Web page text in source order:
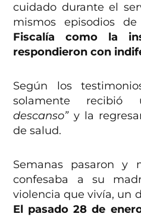
cuidado durante el
mismos episodios
Fiscalía como la
respondieron con
Según los
solamente recibió
descanso”y la
de salud.
Semanas pasaron y
confesaba a su
violencia que vivía, un
El pasado 28 de